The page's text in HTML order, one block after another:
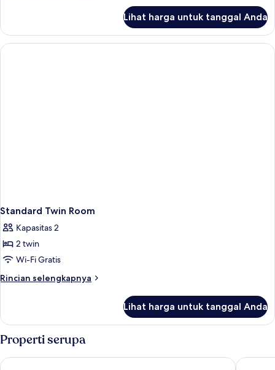
Standard
Room
Lihat harga untuk tanggal Anda
Standard Twin Room
Kapasitas 2
2 twin
Wi-Fi Gratis
Rincian selengkapnya
Rincian
Standard
Twin
Room
Lihat harga untuk tanggal Anda
Properti serupa
Aura Suites